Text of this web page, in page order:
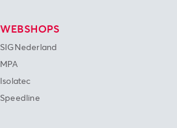
WEBSHOPS
SIGNederland
MPA
Isolatec
Speedline